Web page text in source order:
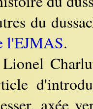
du
l'EJMAS.
Lionel
axée